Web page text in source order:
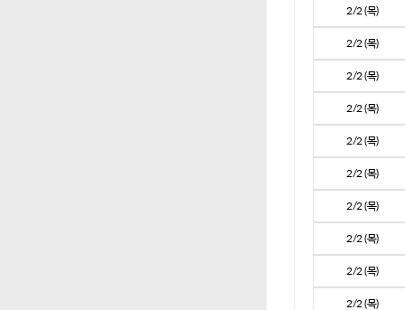
2/2 (목)
2/2 (목)
2/2 (목)
2/2 (목)
2/2 (목)
2/2 (목)
2/2 (목)
2/2 (목)
2/2 (목)
2/2 (목)